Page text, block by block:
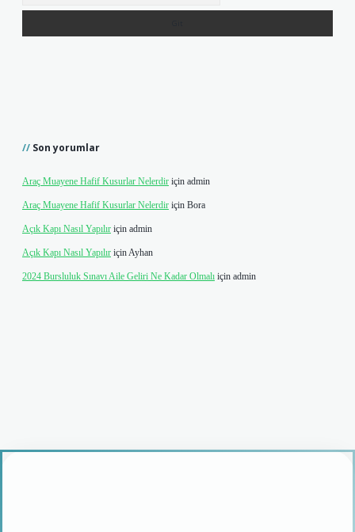
Son yorumlar
Araç Muayene Hafif Kusurlar Nelerdir için admin
Araç Muayene Hafif Kusurlar Nelerdir için Bora
Açık Kapı Nasıl Yapılır için admin
Açık Kapı Nasıl Yapılır içinAyhan
2024 Bursluluk Sınavı Aile Geliri Ne Kadar Olmalı için admin
giriş